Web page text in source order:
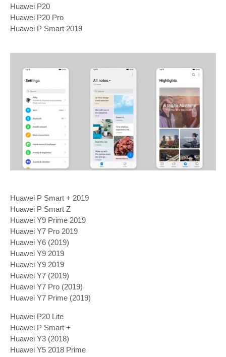
Huawei P20
Huawei P20 Pro
Huawei P Smart 2019
Huawei P Smart + 2019
Huawei P Smart Z
Huawei Y9 Prime 2019
Huawei Y7 Pro 2019
Huawei Y6 (2019)
Huawei Y9 2019
Huawei Y9 2019
Huawei Y7 (2019)
Huawei Y7 Pro (2019)
Huawei Y7 Prime (2019)
Huawei P20 Lite
Huawei P Smart +
Huawei Y3 (2018)
Huawei Y5 2018 Prime